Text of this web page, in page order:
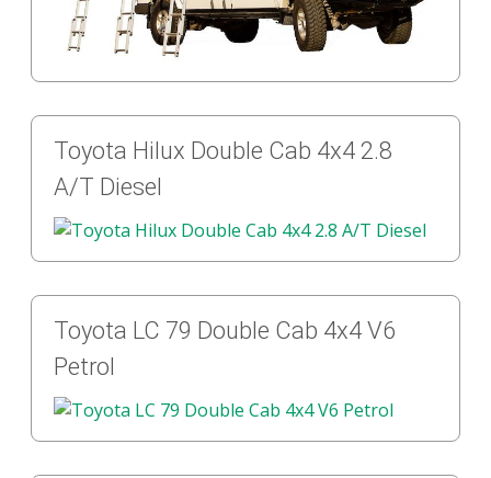
Toyota Hilux Double Cab 4x4 2.8
A/T Diesel
Toyota LC 79 Double Cab 4x4 V6
Petrol